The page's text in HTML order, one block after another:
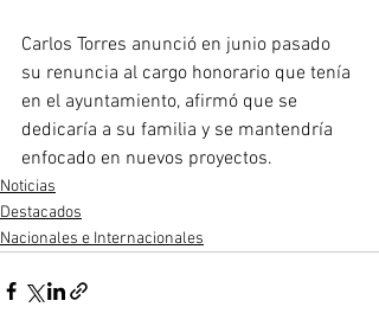
Carlos Torres anunció en junio pasado
su renuncia al cargo honorario que tenía
en el ayuntamiento, afirmó que se
dedicaría a su familia y se mantendría
enfocado en nuevos proyectos.
Noticias
Destacados
Nacionales e Internacionales